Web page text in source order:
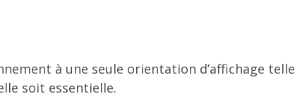
à une seule orientation d’affichage telle
soit essentielle.